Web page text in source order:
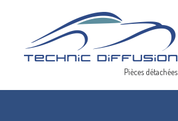
Pièces détachées